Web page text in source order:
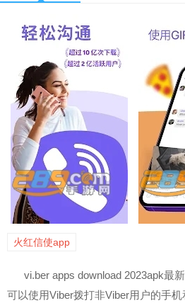
火红信使app
vi.ber apps download 2023apk最
可以使用Viber拨打非Viber用户的手